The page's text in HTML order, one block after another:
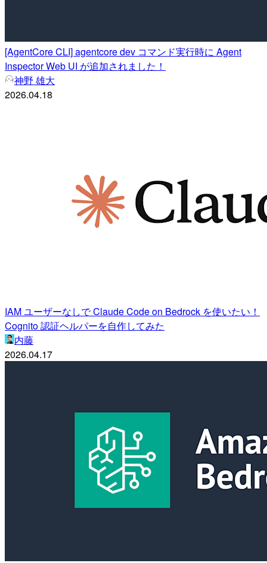
[AgentCore CLI] agentcore dev コマンド実行時に Agent
Inspector Web UI が追加されました！
神野 雄大
2026.04.18
IAM ユーザーなしで Claude Code on Bedrock を使いたい！
Cognito 認証ヘルパーを自作してみた
内藤
2026.04.17